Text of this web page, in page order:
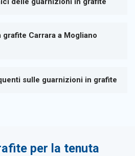
grafite Carrara a Mogliano
sulle guarnizioni in grafite
per la tenuta